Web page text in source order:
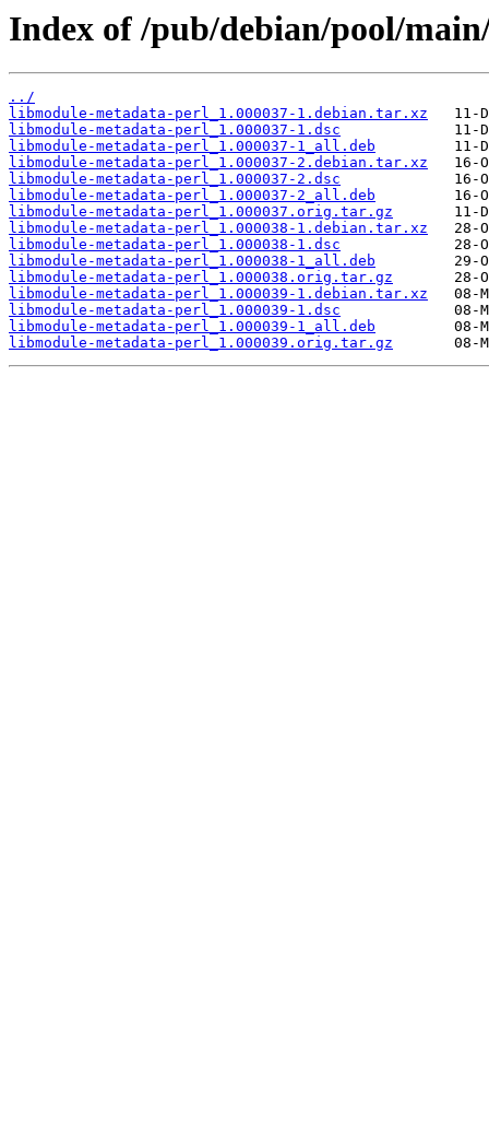
Index of /pub/debian/pool/
../
libmodule-metadata-perl_1.000037-1.debian.tar.xz
libmodule-metadata-perl_1.000037-1.dsc
libmodule-metadata-perl_1.000037-1_all.deb
libmodule-metadata-perl_1.000037-2.debian.tar.xz
libmodule-metadata-perl_1.000037-2.dsc
libmodule-metadata-perl_1.000037-2_all.deb
libmodule-metadata-perl_1.000037.orig.tar.gz
libmodule-metadata-perl_1.000038-1.debian.tar.xz
libmodule-metadata-perl_1.000038-1.dsc
libmodule-metadata-perl_1.000038-1_all.deb
libmodule-metadata-perl_1.000038.orig.tar.gz
libmodule-metadata-perl_1.000039-1.debian.tar.xz
libmodule-metadata-perl_1.000039-1.dsc
libmodule-metadata-perl_1.000039-1_all.deb
libmodule-metadata-perl_1.000039.orig.tar.gz